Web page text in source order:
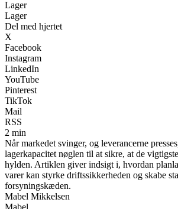
Lager
Lager
Del med hjertet
X
Facebook
Instagram
LinkedIn
YouTube
Pinterest
TikTok
Mail
RSS
2 min
Når markedet svinger, og leverancerne
lagerkapacitet nøglen til at sikre, at de
hylden. Artiklen giver indsigt i, hvordan
varer kan styrke driftssikkerheden og skabe
forsyningskæden.
Mabel Mikkelsen
Mabel